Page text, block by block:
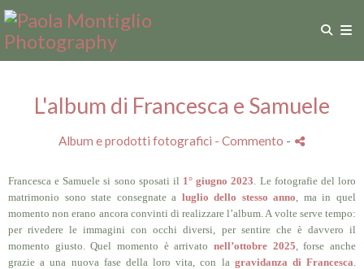
L'album di Francesca e Samuele
Album e prodotti fotografici - Commento -
Francesca e Samuele si sono sposati il 1° giugno 2023. Le fotografie del loro
matrimonio sono state consegnate a luglio dello stesso anno, ma in quel
momento non erano ancora convinti di realizzare l’album. A volte serve tempo:
per rivedere le immagini con occhi diversi, per sentire che è davvero il
momento giusto. Quel momento è arrivato nell’ottobre 2025, forse anche
grazie a una nuova fase della loro vita, con la gravidanza di Francesca.